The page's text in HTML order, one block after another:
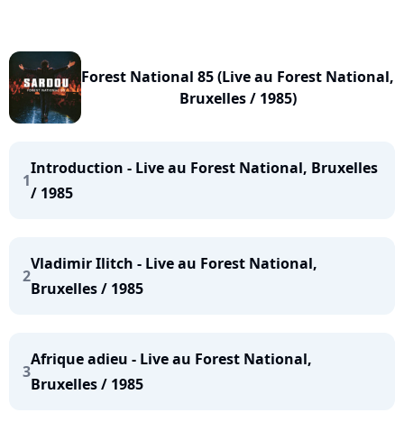
Forest National 85 (Live au Forest National,
Bruxelles / 1985)
1
Introduction - Live au Forest National, Bruxelles
/ 1985
2
Vladimir Ilitch - Live au Forest National,
Bruxelles / 1985
3
Afrique adieu - Live au Forest National,
Bruxelles / 1985